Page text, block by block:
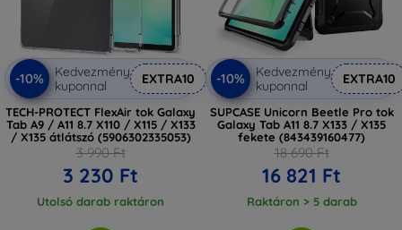
-10%
Kedvezmény
kuponnal
EXTRA10
TECH-PROTECT FlexAir tok Galaxy
Tab A9 / A11 8.7 X110 / X115 / X133
/ X135 átlátszó (5906302335053)
3 990 Ft
3 230 Ft
Utolsó darab raktáron
-10%
Kedvezmény
kuponnal
EXTRA10
SUPCASE Unicorn Beetle Pro tok
Galaxy Tab A11 8.7 X133 / X135
fekete (843439160477)
18 690 Ft
16 821 Ft
Raktáron > 5 darab